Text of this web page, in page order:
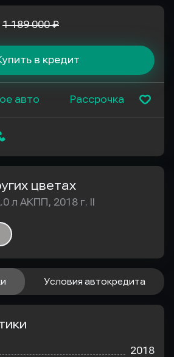
1 189 000 ₽
в кредит
авто Рассрочка
цветах
л АКПП, 2018 г. II
Условия автокредита
2018